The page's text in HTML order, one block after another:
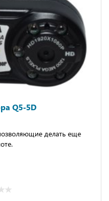
Q5-5D
делать еще